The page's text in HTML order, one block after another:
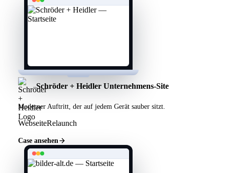
Schröder + Heidler Unternehmens-Site
Moderner Auftritt, der auf jedem Gerät sauber sitzt.
WebseiteRelaunch
Case ansehen